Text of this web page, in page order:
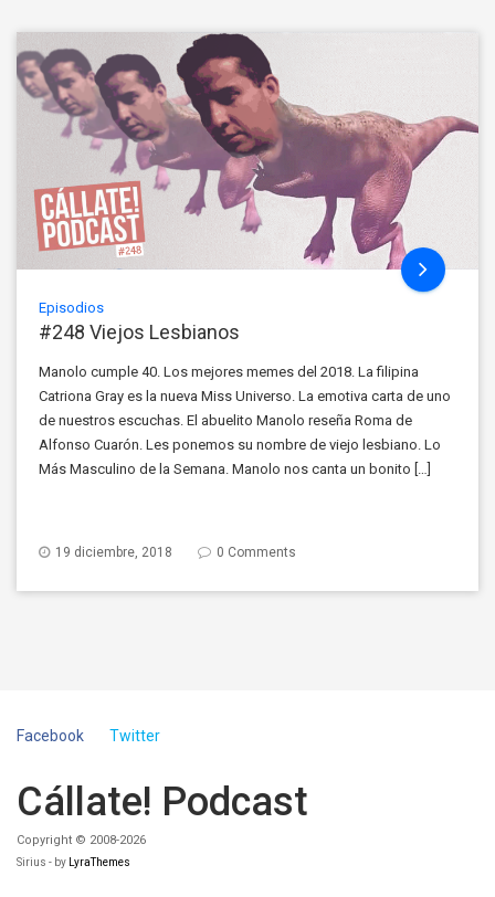
Episodios
#248 Viejos Lesbianos
Manolo cumple 40. Los mejores memes del 2018. La filipina
Catriona Gray es la nueva Miss Universo. La emotiva carta de uno
de nuestros escuchas. El abuelito Manolo reseña Roma de
Alfonso Cuarón. Les ponemos su nombre de viejo lesbiano. Lo
Más Masculino de la Semana. Manolo nos canta un bonito […]
19 diciembre, 2018 0 Comments
Facebook Twitter
Cállate! Podcast
Copyright © 2008-2026
Sirius - by LyraThemes